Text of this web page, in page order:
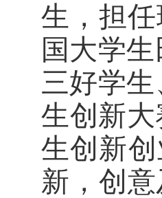
生，担
国大学
三好学
生创新大
生创新
新，创